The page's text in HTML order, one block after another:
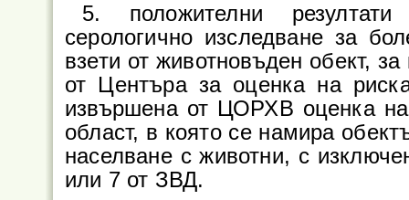
5. положителни
серологично изследване за
взети от животновъден обект,
от Центъра за оценка на
извършена от ЦОРХВ оценка на
област, в която се намира
населване с животни, с
или 7 от ЗВД.